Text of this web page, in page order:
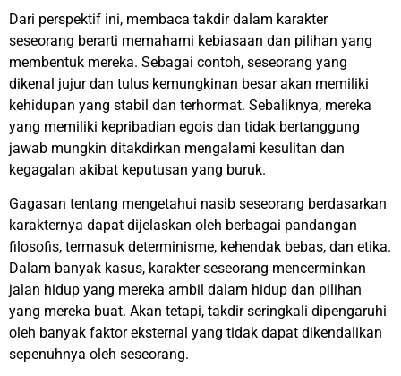
Dari perspektif ini, membaca takdir dalam karakter
seseorang berarti memahami kebiasaan dan pilihan yang
membentuk mereka. Sebagai contoh, seseorang yang
dikenal jujur dan tulus kemungkinan besar akan memiliki
kehidupan yang stabil dan terhormat. Sebaliknya, mereka
yang memiliki kepribadian egois dan tidak bertanggung
jawab mungkin ditakdirkan mengalami kesulitan dan
kegagalan akibat keputusan yang buruk.
Gagasan tentang mengetahui nasib seseorang berdasarkan
karakternya dapat dijelaskan oleh berbagai pandangan
filosofis, termasuk determinisme, kehendak bebas, dan etika.
Dalam banyak kasus, karakter seseorang mencerminkan
jalan hidup yang mereka ambil dalam hidup dan pilihan
yang mereka buat. Akan tetapi, takdir seringkali dipengaruhi
oleh banyak faktor eksternal yang tidak dapat dikendalikan
sepenuhnya oleh seseorang.